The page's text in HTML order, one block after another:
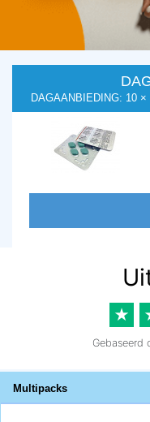
DAGAANBIEDING: 10
Multipacks